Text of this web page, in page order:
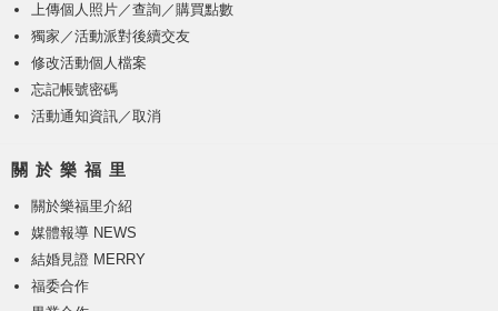
上傳個人照片／查詢／購買點數
獨家／活動派對後續交友
修改活動個人檔案
忘記帳號密碼
活動通知資訊／取消
關 於 樂 福 里
關於樂福里介紹
媒體報導 NEWS
結婚見證 MERRY
福委合作